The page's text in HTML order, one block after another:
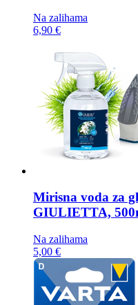
Na zalihama
6,90 €
Mirisna voda za
GIULIETTA,
Na zalihama
5,00 €